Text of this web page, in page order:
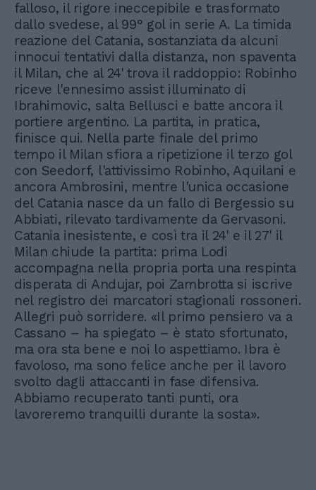
falloso, il rigore ineccepibile e trasformato
dallo svedese, al 99° gol in serie A. La timida
reazione del Catania, sostanziata da alcuni
innocui tentativi dalla distanza, non spaventa
il Milan, che al 24' trova il raddoppio: Robinho
riceve l'ennesimo assist illuminato di
Ibrahimovic, salta Bellusci e batte ancora il
portiere argentino. La partita, in pratica,
finisce qui. Nella parte finale del primo
tempo il Milan sfiora a ripetizione il terzo gol
con Seedorf, l'attivissimo Robinho, Aquilani e
ancora Ambrosini, mentre l'unica occasione
del Catania nasce da un fallo di Bergessio su
Abbiati, rilevato tardivamente da Gervasoni.
Catania inesistente, e così tra il 24' e il 27' il
Milan chiude la partita: prima Lodi
accompagna nella propria porta una respinta
disperata di Andujar, poi Zambrotta si iscrive
nel registro dei marcatori stagionali rossoneri.
Allegri può sorridere. «Il primo pensiero va a
Cassano – ha spiegato – è stato sfortunato,
ma ora sta bene e noi lo aspettiamo. Ibra è
favoloso, ma sono felice anche per il lavoro
svolto dagli attaccanti in fase difensiva.
Abbiamo recuperato tanti punti, ora
lavoreremo tranquilli durante la sosta».